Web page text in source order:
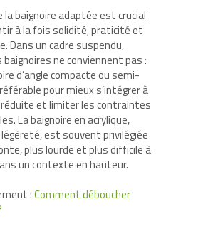
la baignoire adaptée est crucial
à la fois solidité, praticité et
Dans un cadre suspendu,
ne conviennent pas :
d’angle compacte ou semi-
pour mieux s’intégrer à
et limiter les contraintes
La baignoire en acrylique,
légèreté, est souvent privilégiée
plus lourde et plus difficile à
un contexte en hauteur.
:Comment déboucher